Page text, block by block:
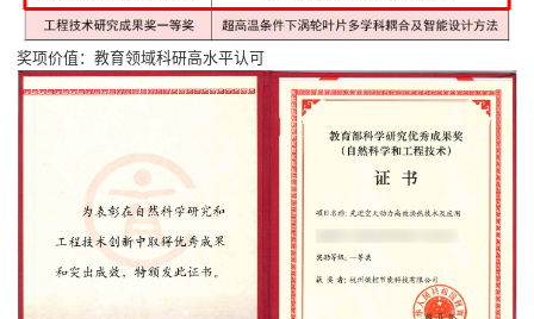
奖项价值：教育领域科研高水平认可